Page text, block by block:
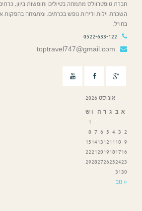
חברת טופטרוולס מתמחה בטיולים וחופשות ביוון,
השכרת וילות ודירות נופש בכרתים. ומתמחה בהפקות
בחו”ל.
0522-633-122
toptravel747@gmail.com
אוגוסט 2026
א ב ג ד ה ו ש
1
2
3
4
5
6
7
8
9
10
11
12
13
14
15
16
17
18
19
20
21
22
23
24
25
26
27
28
29
30
31
« נוב